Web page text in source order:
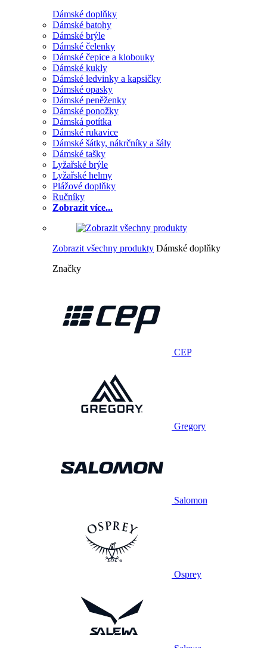
Dámské doplňky
Dámské batohy
Dámské brýle
Dámské čelenky
Dámské čepice a klobouky
Dámské kukly
Dámské ledvinky a kapsičky
Dámské opasky
Dámské peněženky
Dámské ponožky
Dámská potítka
Dámské rukavice
Dámské šátky, nákrčníky a šály
Dámské tašky
Lyžařské brýle
Lyžařské helmy
Plážové doplňky
Ručníky
Zobrazit více...
Zobrazit všechny produkty Dámské doplňky
Značky
CEP
Gregory
Salomon
Osprey